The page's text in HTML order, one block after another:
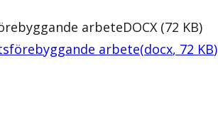
arbeteDOCX (72 KB)
arbete(docx, 72 KB)